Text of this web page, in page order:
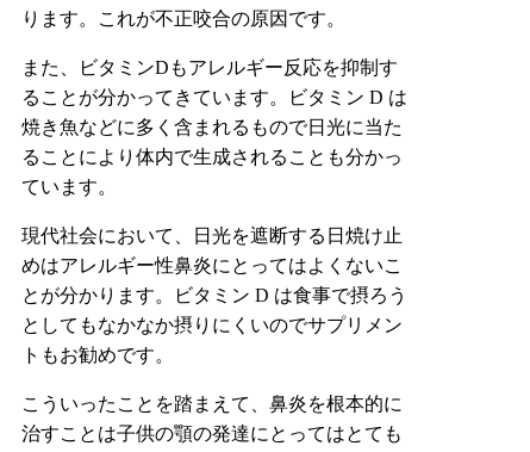
ります。これが不正咬合の原因です。
また、ビタミンDもアレルギー反応を抑制す
ることが分かってきています。ビタミン D は
焼き魚などに多く含まれるもので日光に当た
ることにより体内で生成されることも分かっ
ています。
現代社会において、日光を遮断する日焼け止
めはアレルギー性鼻炎にとってはよくないこ
とが分かります。ビタミン D は食事で摂ろう
としてもなかなか摂りにくいのでサプリメン
トもお勧めです。
こういったことを踏まえて、鼻炎を根本的に
治すことは子供の顎の発達にとってはとても